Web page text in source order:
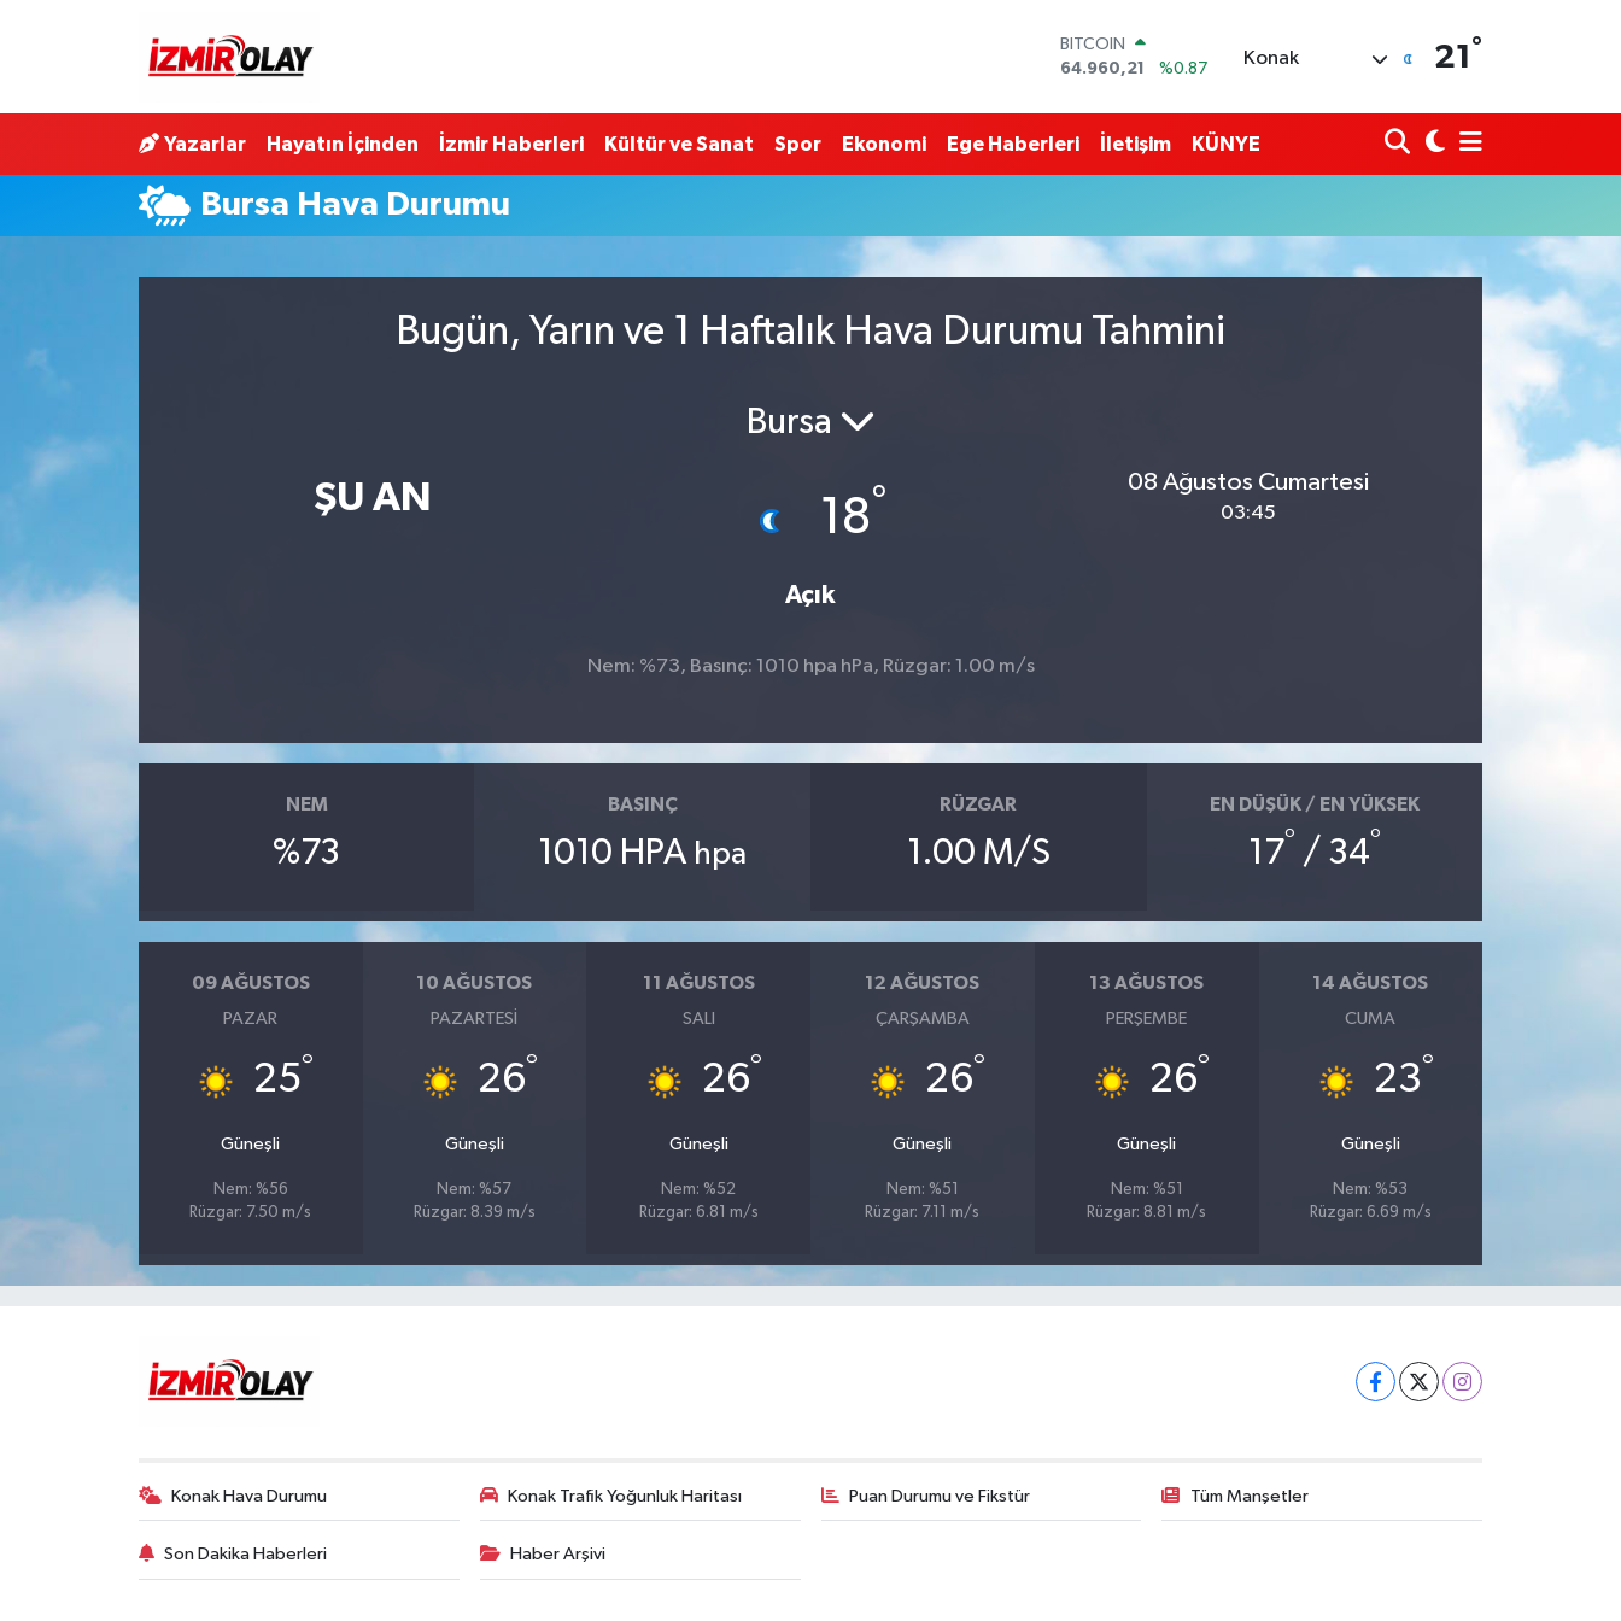
BITCOIN
64.960,21
%0.87
47,7436
%0.18
EURO
GRAM ALTIN
6660.55
%0.03
Konak 21 °
Yazarlar Hayatın İçinden İzmir Haberleri Kültür ve Sanat Spor Ekonomi Ege Haberleri İletişim KÜNYE
Bursa Hava Durumu
Bugün, Yarın ve 1 Haftalık Hava Durumu Tahmini
ŞU AN
Bursa
18°
Açık
08 Ağustos Cumartesi
03:45
Nem: %73, Basınç: 1010 hpa hPa, Rüzgar: 1.00 m/s
NEM
%73
BASINÇ
1010 HPA hpa
RÜZGAR
1.00 M/S
EN DÜŞÜK / EN YÜKSEK
17° / 34°
09 AĞUSTOS
PAZAR
25°
Güneşli
Nem: %56
Rüzgar: 7.50 m/s
10 AĞUSTOS
PAZARTESI
26°
Güneşli
Nem: %57
Rüzgar: 8.39 m/s
11 AĞUSTOS
SALI
26°
Güneşli
Nem: %52
Rüzgar: 6.81 m/s
12 AĞUSTOS
ÇARŞAMBA
26°
Güneşli
Nem: %51
Rüzgar: 7.11 m/s
13 AĞUSTOS
PERŞEMBE
26°
Güneşli
Nem: %51
Rüzgar: 8.81 m/s
14 AĞUSTOS
CUMA
23°
Güneşli
Nem: %53
Rüzgar: 6.69 m/s
Konak Hava Durumu Konak Trafik Yoğunluk Haritası Puan Durumu ve Fikstür Tüm Manşetler
Son Dakika Haberleri Haber Arşivi
Konak Trafik Yoğunluk Haritası
Süper Lig Puan Durumu ve Fikstür
Tüm Manşetler